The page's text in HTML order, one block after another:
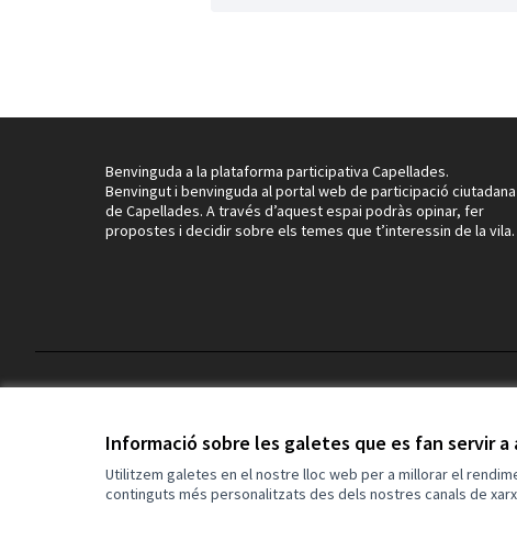
Informació sobre les galetes que es fan servir a
Utilitzem galetes en el nostre lloc web per a millorar el
continguts més personalitzats des dels nostres canals de
Benvinguda a la plataforma participativa Capellades.
Benvingut i benvinguda al portal web de participació ciutadana
de Capellades. A través d’aquest espai podràs opinar, fer
propostes i decidir sobre els temes que t’interessin de la vila.
(Enllaç extern)